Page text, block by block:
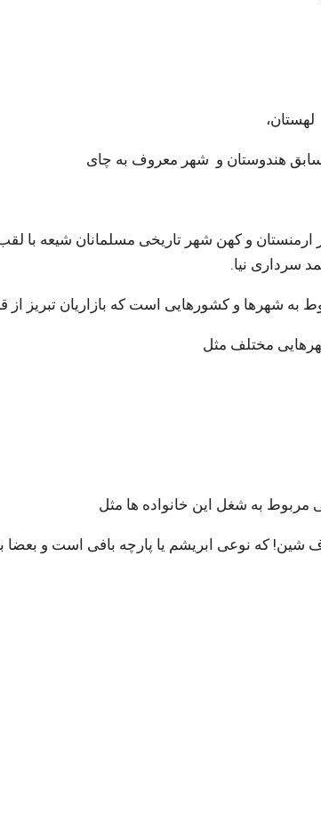
سابق هندوستان و شهر معروف به چای
ارمنستان و کهن شهر تاریخی مسلمانان شیعه با
سرداری نیا.
شهرها و کشورهایی است که بازاریان تبریز از
مختلف مثل
مربوط به شغل این خانواده ها مثل
که نوعی ابریشم یا پارچه بافی است و بعضا به